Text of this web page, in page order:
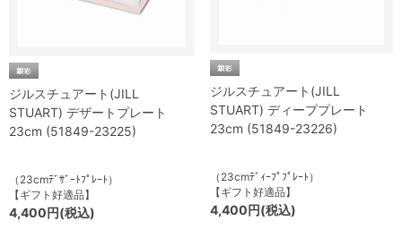
ジルスチュアート(JILL
STUART) デザートプレート
23cm (51849-23225)
（23cmﾃﾞｻﾞｰﾄﾌﾟﾚｰﾄ）
【ギフト好適品】
4,400円(税込)
ジルスチュアート(JILL
STUART) ディーププレート
23cm (51849-23226)
（23cmﾃﾞｨｰﾌﾟﾌﾟﾚｰﾄ）
【ギフト好適品】
4,400円(税込)